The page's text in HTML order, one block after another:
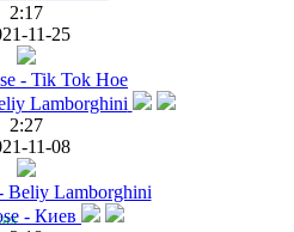
2:17
11-25
- Tik Tok Hoe
2:27
11-08
Beliy Lamborghini